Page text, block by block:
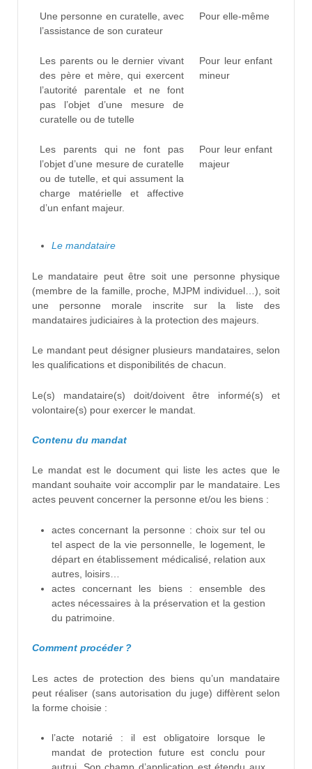
Une personne en curatelle, avec
l’assistance de son curateur
Pour elle-même
Les parents ou le dernier vivant
des père et mère, qui exercent
l’autorité parentale et ne font
pas l’objet d’une mesure de
curatelle ou de tutelle
Pour leur enfant
mineur
Les parents qui ne font pas
l’objet d’une mesure de curatelle
ou de tutelle, et qui assument la
charge matérielle et affective
d’un enfant majeur.
Pour leur enfant
majeur
Le mandataire
Le mandataire peut être soit une personne physique
(membre de la famille, proche, MJPM individuel…), soit
une personne morale inscrite sur la liste des
mandataires judiciaires à la protection des majeurs.
Le mandant peut désigner plusieurs mandataires, selon
les qualifications et disponibilités de chacun.
Le(s) mandataire(s) doit/doivent être informé(s) et
volontaire(s) pour exercer le mandat.
Contenu du mandat
Le mandat est le document qui liste les actes que le
mandant souhaite voir accomplir par le mandataire. Les
actes peuvent concerner la personne et/ou les biens :
actes concernant la personne : choix sur tel ou
tel aspect de la vie personnelle, le logement, le
départ en établissement médicalisé, relation aux
autres, loisirs…
actes concernant les biens : ensemble des
actes nécessaires à la préservation et la gestion
du patrimoine.
Comment procéder ?
Les actes de protection des biens qu’un mandataire
peut réaliser (sans autorisation du juge) diffèrent selon
la forme choisie :
l’acte notarié : il est obligatoire lorsque le
mandat de protection future est conclu pour